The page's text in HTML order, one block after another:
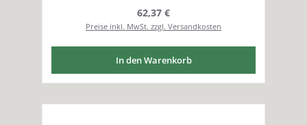
Regulärer Preis:
62,37 €
Preise inkl. MwSt. zzgl. Versandkosten
In den Warenkorb